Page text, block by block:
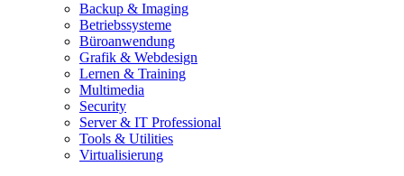
Backup & Imaging
Betriebssysteme
Büroanwendung
Grafik & Webdesign
Lernen & Training
Multimedia
Security
Server & IT Professional
Tools & Utilities
Virtualisierung